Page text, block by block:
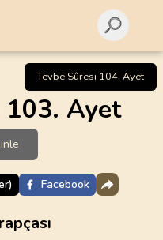
Tevbe Sûresi 104. Ayet
103. Ayet
Facebook